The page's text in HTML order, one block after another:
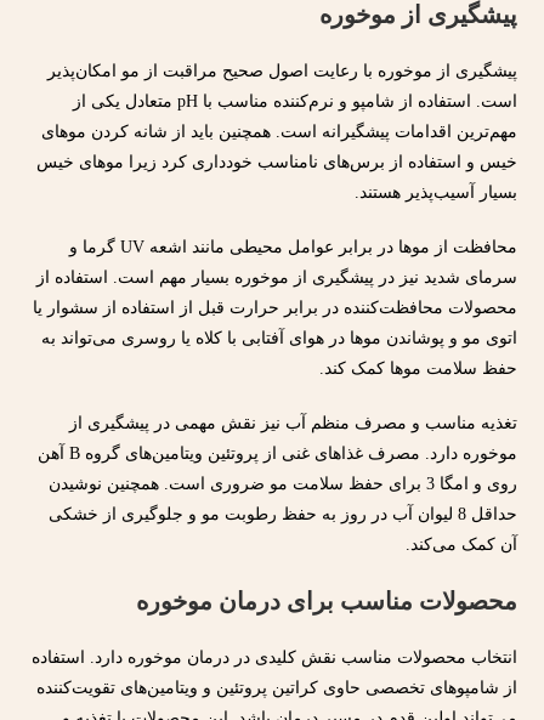
پیشگیری از موخوره
پیشگیری از موخوره با رعایت اصول صحیح مراقبت از مو امکان‌پذیر
است. استفاده از شامپو و نرم‌کننده مناسب با pH متعادل یکی از
مهم‌ترین اقدامات پیشگیرانه است. همچنین باید از شانه کردن موهای
خیس و استفاده از برس‌های نامناسب خودداری کرد زیرا موهای خیس
بسیار آسیب‌پذیر هستند.
محافظت از موها در برابر عوامل محیطی مانند اشعه UV گرما و
سرمای شدید نیز در پیشگیری از موخوره بسیار مهم است. استفاده از
محصولات محافظت‌کننده در برابر حرارت قبل از استفاده از سشوار یا
اتوی مو و پوشاندن موها در هوای آفتابی با کلاه یا روسری می‌تواند به
حفظ سلامت موها کمک کند.
تغذیه مناسب و مصرف منظم آب نیز نقش مهمی در پیشگیری از
موخوره دارد. مصرف غذاهای غنی از پروتئین ویتامین‌های گروه B آهن
روی و امگا 3 برای حفظ سلامت مو ضروری است. همچنین نوشیدن
حداقل 8 لیوان آب در روز به حفظ رطوبت مو و جلوگیری از خشکی
آن کمک می‌کند.
محصولات مناسب برای درمان موخوره
انتخاب محصولات مناسب نقش کلیدی در درمان موخوره دارد. استفاده
از شامپوهای تخصصی حاوی کراتین پروتئین و ویتامین‌های تقویت‌کننده